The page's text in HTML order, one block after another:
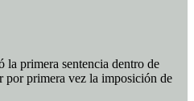
la primera sentencia dentro de
por primera vez la imposición de